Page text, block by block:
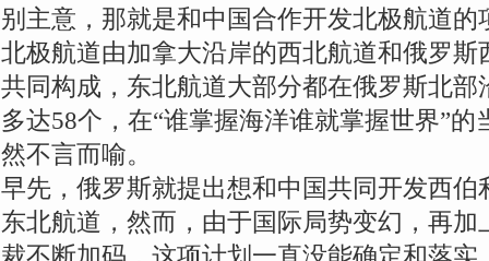
别主意，那就是和中国合作开发北极航道的
北极航道由加拿大沿岸的西北航道和俄罗
共同构成，东北航道大部分都在俄罗斯北
多达58个，在“谁掌握海洋谁就掌握世界”
然不言而喻。
早先，俄罗斯就提出想和中国共同开发西
东北航道，然而，由于国际局势变幻，再